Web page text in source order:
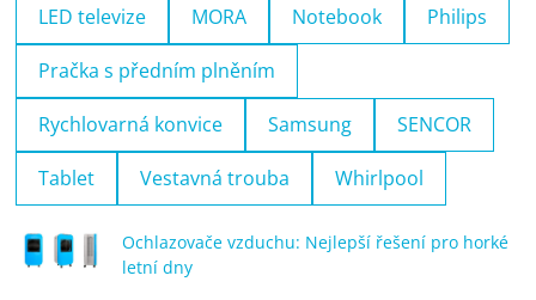
LED televize MORA Notebook Philips
Pračka s předním plněním
Rychlovarná konvice Samsung SENCOR
Tablet Vestavná trouba Whirlpool
Ochlazovače vzduchu: Nejlepší řešení pro horké
letní dny